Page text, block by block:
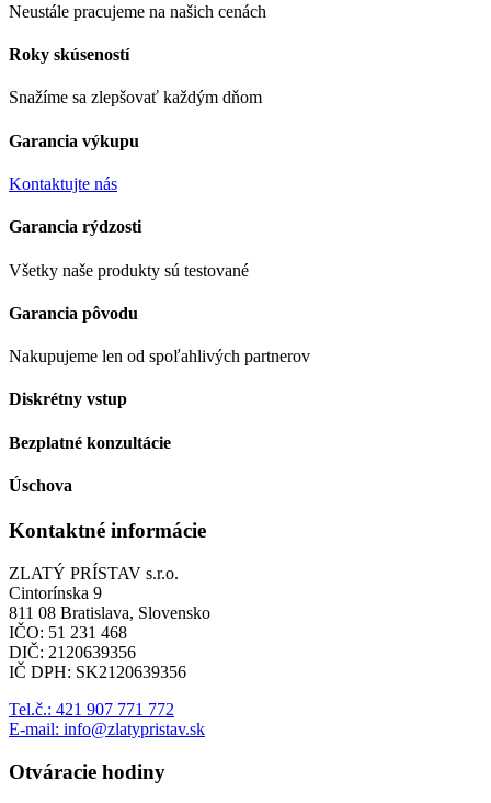
Neustále pracujeme na našich cenách
Roky skúseností
Snažíme sa zlepšovať každým dňom
Garancia výkupu
Kontaktujte nás
Garancia rýdzosti
Všetky naše produkty sú testované
Garancia pôvodu
Nakupujeme len od spoľahlivých partnerov
Diskrétny vstup
Bezplatné konzultácie
Úschova
Kontaktné informácie
ZLATÝ PRÍSTAV s.r.o.
Cintorínska 9
811 08 Bratislava, Slovensko
IČO: 51 231 468
DIČ: 2120639356
IČ DPH: SK2120639356
Tel.č.: 421 907 771 772
E-mail: info@zlatypristav.sk
Otváracie hodiny